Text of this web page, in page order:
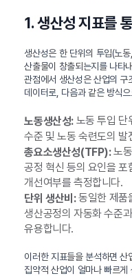
1. 생산성 지표를
생산성은 한 단위의 투입(노
산출물이 창출되는지를 나타
관점에서 생산성은 산업의
데이터로, 다음과 같은 방식
노동생산성:노동 투입 단
수준 및 노동 숙련도의 발
총요소생산성(TFP):노
공정 혁신 등의 요인을 포
개선여부를 측정합니다.
단위 생산비:동일한 제품
생산공정의 자동화 수준
유용합니다.
이러한 지표들을 분석하면
집약적 산업이 얼마나 빠르